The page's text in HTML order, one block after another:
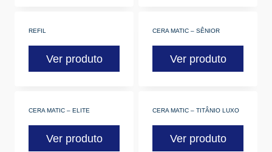
REFIL
Ver produto
CERA MATIC – SÊNIOR
Ver produto
CERA MATIC – ELITE
Ver produto
CERA MATIC – TITÂNIO LUXO
Ver produto